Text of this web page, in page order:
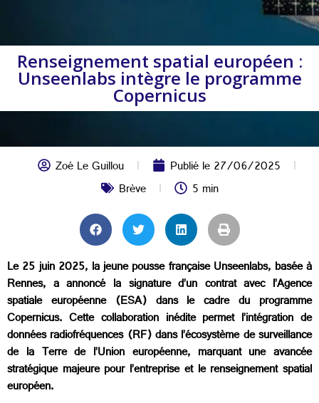
Renseignement spatial européen :
Unseenlabs intègre le programme
Copernicus
Zoé Le Guillou Publié le27/06/2025
Brève
5 min
Le 25 juin 2025, la jeune pousse française Unseenlabs, basée à
Rennes, a annoncé la signature d’un contrat avec l’Agence
spatiale européenne (ESA) dans le cadre du programme
Copernicus. Cette collaboration inédite permet l’intégration de
données radiofréquences (RF) dans l’écosystème de surveillance
de la Terre de l’Union européenne, marquant une avancée
stratégique majeure pour l’entreprise et le renseignement spatial
européen.